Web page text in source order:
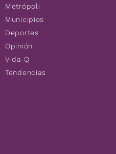
Metrópoli
Municipios
Deportes
Opinión
Vida Q
Tendencias